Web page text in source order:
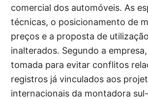
comercial dos automóveis. As
técnicas, o posicionamento de
preços e a proposta de
inalterados. Segundo a
tomada para evitar conflitos
registros já vinculados aos
internacionais da montadora